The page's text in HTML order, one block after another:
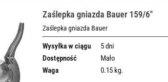
Zaślepka gniazda Bauer 159/6"
Zaślepka gniazda Bauer
Wysyłka w ciągu
5 dni
Dostępność
Mało
Waga
0.15 kg.